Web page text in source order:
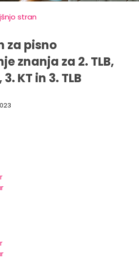
stran
za pisno
znanja za 2. TLB,
3. KT in 3. TLB